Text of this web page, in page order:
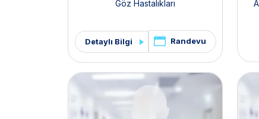
Göz Hastalıkları
Detaylı Bilgi Randevu